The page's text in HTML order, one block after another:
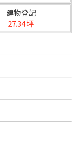
建物登記
27.34 坪